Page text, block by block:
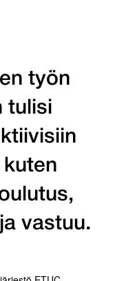
työn
tulisi
kuten
vastuu.